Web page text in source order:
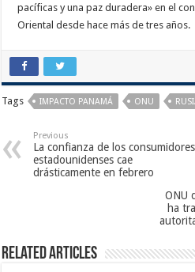
pacíficas y una paz duradera» en el
Oriental desde hace más de tres años.
Tags IMPACTO PANAMÁ ONU
Previous
La confianza de los consumidores
estadounidenses cae
drásticamente en febrero
ONU
ha
Related Articles